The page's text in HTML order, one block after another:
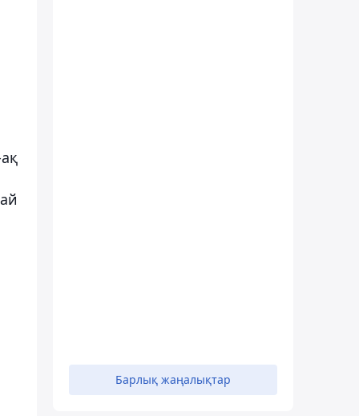
Барлық жаңалықтар